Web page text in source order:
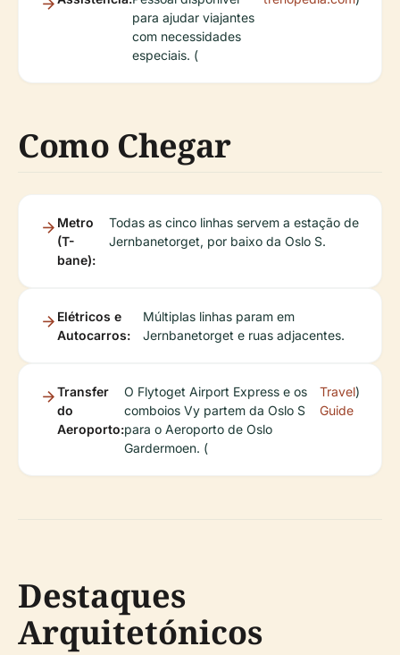
para ajudar viajantes
com necessidades
especiais. (
Como Chegar
Metro
(T-
bane):
Todas as cinco linhas servem a estação de
Jernbanetorget, por baixo da Oslo S.
Elétricos e
Autocarros:
Múltiplas linhas param em
Jernbanetorget e ruas adjacentes.
Transfer
do
Aeroporto:
O Flytoget Airport Express e os
comboios Vy partem da Oslo S
para o Aeroporto de Oslo
Gardermoen. (
Travel
Guide
)
Destaques
Arquitetónicos